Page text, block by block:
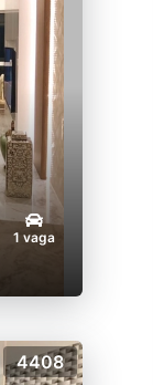
1 vaga
4408